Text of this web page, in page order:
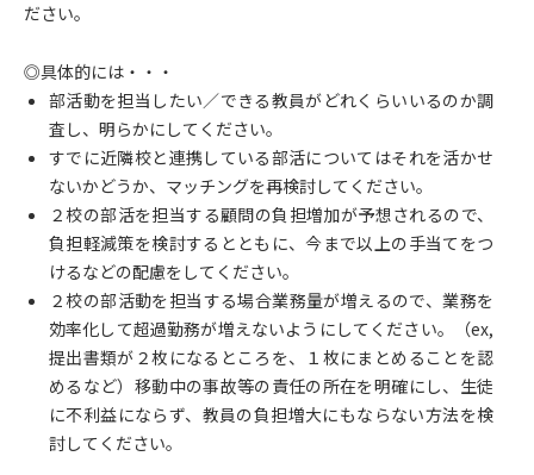
ださい。
◎具体的には・・・
部活動を担当したい／できる教員がどれくらいいるのか調
査し、明らかにしてください。
すでに近隣校と連携している部活についてはそれを活かせ
ないかどうか、マッチングを再検討してください。
２校の部活を担当する顧問の負担増加が予想されるので、
負担軽減策を検討するとともに、今まで以上の手当てをつ
けるなどの配慮をしてください。
２校の部活動を担当する場合業務量が増えるので、業務を
効率化して超過勤務が増えないようにしてください。（ex,
提出書類が２枚になるところを、１枚にまとめることを認
めるなど）移動中の事故等の責任の所在を明確にし、生徒
に不利益にならず、教員の負担増大にもならない方法を検
討してください。